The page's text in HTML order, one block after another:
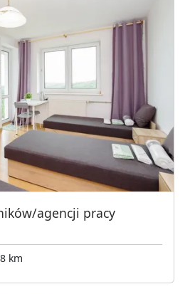
agencji pracy
km